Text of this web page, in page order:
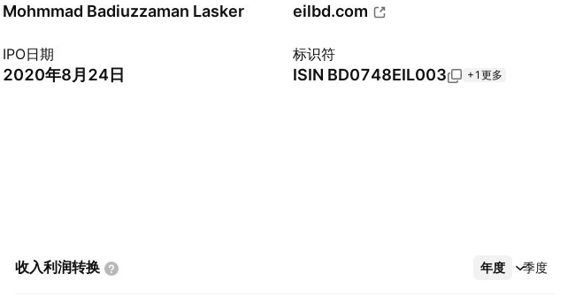
Mohmmad Badiuzzaman Lasker eilbd.com
IPO日期
2020年8月24日
标识符
ISIN BD0748EIL003 +1更多
收入利润转换 年度 季度
更多